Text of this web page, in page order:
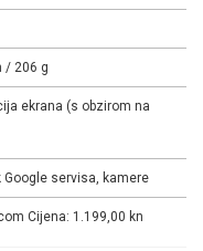
/ 206 g
ekrana (s obzirom na
Google servisa, kamere
Cijena: 1.199,00 kn